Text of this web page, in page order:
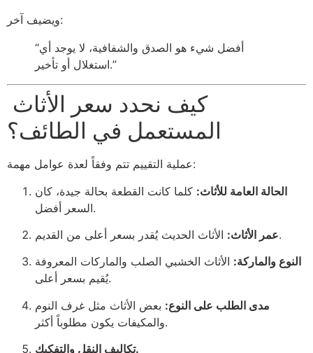
ويضيف آخر:
“أفضل شيء هو الصدق والشفافية، لا يوجد أي
استغلال أو تأخير.”
المستعمل في الطائف؟
عملية التقييم تتم وفقاً لعدة عوامل مهمة:
الحالة العامة للأثاث: كلما كانت القطعة بحالة جيدة، كان
السعر أفضل.
عمر الأثاث:الأثاث الحديث يُقدر بسعر أعلى من القديم.
النوع والماركة: الأثاث الخشبي الصلب والماركات المعروفة
يُقيم بسعر أعلى.
مدى الطلب على النوع: بعض الأثاث مثل غرف النوم
والمكيفات يكون مطلوباً أكثر.
تكاليف النقل والتفكيك.